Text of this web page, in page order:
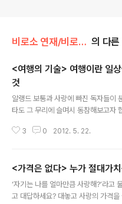
비로소 연재/비로소 책방 의 다른
<여행의 기술> 여행이란 일
것
알랭드 보통과 사랑에 빠진 독자들이
타도 그 무리에 슬며시 동참해보고자
사처럼 만난 에 이어 가을에는 터키쯤
소설이나 에세이에 담겨져 슬쩍슬쩍
얄밉지 않습니다. 그것은 아마도 그가
감정의 묘사에 수긍했기 때문일 것이
3 0 2012. 5. 22.
<가격은 없다> 누가 절대가
‘자기는 나를 얼마만큼 사랑해?’라고
고 대답하세요? 대놓고 사랑의 가격을